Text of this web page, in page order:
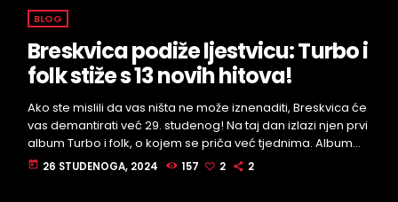
BLOG
Breskvica podiže ljestvicu: Turbo i
folk stiže s 13 novih hitova!
Ako ste mislili da vas ništa ne može iznenaditi, Breskvica će
vas demantirati već 29. studenog! Na taj dan izlazi njen prvi
album Turbo i folk, o kojem se priča već tjednima. Album
donosi čak 13 pjesama i spotova, a Breskvica je priznala da
today 26 STUDENOGA, 2024 157 2 2